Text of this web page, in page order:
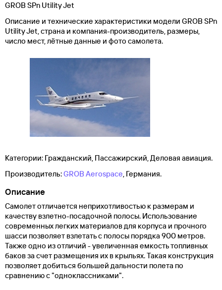
GROB SPn Utility Jet
Описание и технические характеристики модели GROB SPn
Utility Jet, страна и компания-производитель, размеры,
число мест, лётные данные и фото самолета.
Категории: Гражданский, Пассажирский, Деловая авиация.
Производитель:GROB Aerospace, Германия.
Описание
Самолет отличается неприхотливостью к размерам и
качеству взлетно-посадочной полосы. Использование
современных легких материалов для корпуса и прочного
шасси позволяет взлетать с полосы порядка 900 метров.
Также одно из отличий - увеличенная емкость топливных
баков за счет размещения их в крыльях. Такая конструкция
позволяет добиться большей дальности полета по
сравнению с "одноклассниками".